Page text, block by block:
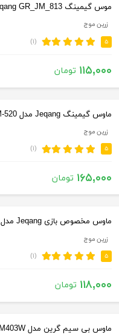
موس گیمینگ jeqang GR_JM_813
زرین موج
۵ (۱)
۱۱۵,۰۰۰ تومان
ماوس گیمینگ Jeqang مدل JM-520
زرین موج
۵ (۱)
۱۶۵,۰۰۰ تومان
ماوس مخصوص بازی Jeqang مدل JM-812
زرین موج
۵ (۱)
۱۱۸,۰۰۰ تومان
ماوس بی سیم گرین مدل GM403W